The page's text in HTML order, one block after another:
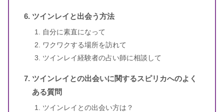
ツインレイと出会う方法
自分に素直になって
ワクワクする場所を訪れて
ツインレイ経験者の占い師に相談して
ツインレイとの出会いに関するスピリカへのよく
ある質問
ツインレイとの出会い方は？